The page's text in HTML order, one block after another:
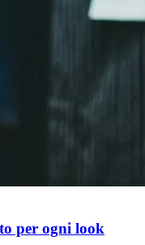
per ogni look